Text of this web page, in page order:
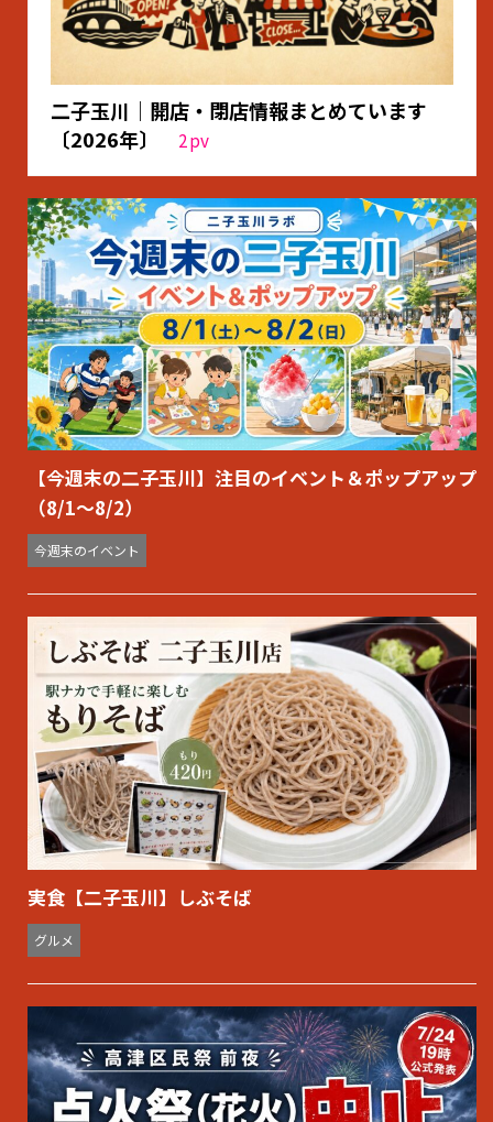
二子玉川｜開店・閉店情報まとめています
〔2026年〕
2pv
【今週末の二子玉川】注目のイベント＆ポップアップ
（8/1〜8/2）
今週末のイベント
実食【二子玉川】しぶそば
グルメ